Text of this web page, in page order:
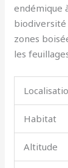
endémique
biodiversité
zones
les
Habitat
Altitude